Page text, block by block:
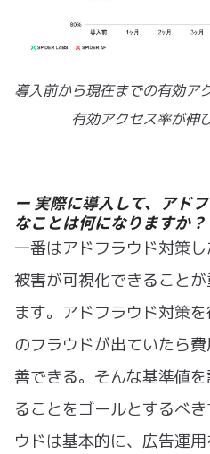
導入前から現在までの有効ア
有効アクセス率が伸
ー 実際に導入して、アド
なことは何になりますか？
一番はアドフラウド対策
被害が可視化できること
ます。アドフラウド対策
のフラウドが出ていたら
善できる。そんな基準値
ることをゴールとするべ
ウドは基本的に、広告運